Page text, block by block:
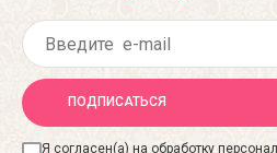
ПОДПИСАТЬСЯ
Я согласен(а) на обработку